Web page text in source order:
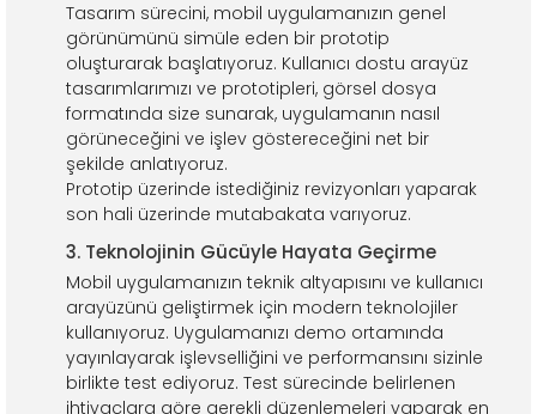
Tasarım sürecini, mobil uygulamanızın genel
görünümünü simüle eden bir prototip
oluşturarak başlatıyoruz. Kullanıcı dostu arayüz
tasarımlarımızı ve prototipleri, görsel dosya
formatında size sunarak, uygulamanın nasıl
görüneceğini ve işlev göstereceğini net bir
şekilde anlatıyoruz.
Prototip üzerinde istediğiniz revizyonları yaparak
son hali üzerinde mutabakata varıyoruz.
3. Teknolojinin Gücüyle Hayata Geçirme
Mobil uygulamanızın teknik altyapısını ve kullanıcı
arayüzünü geliştirmek için modern teknolojiler
kullanıyoruz. Uygulamanızı demo ortamında
yayınlayarak işlevselliğini ve performansını sizinle
birlikte test ediyoruz. Test sürecinde belirlenen
ihtiyaçlara göre gerekli düzenlemeleri yaparak en